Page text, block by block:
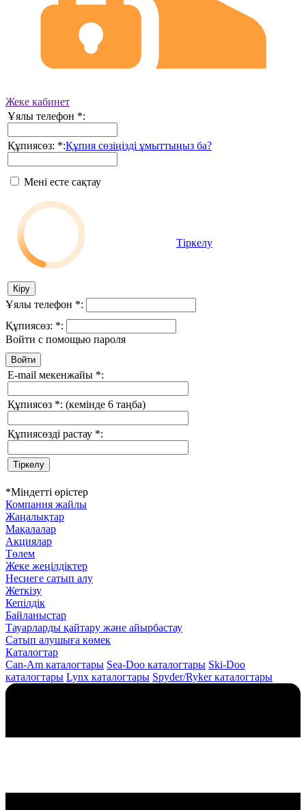
Жеке кабинет
Ұялы телефон *:
Құпиясөз: *:Құпия сөзіңізді ұмыттыңыз ба?
Мені есте сақтау
Тіркелу
Ұялы телефон *:
Құпиясөз: *:
Войти с помощью пароля
E-mail мекенжайы *:
Құпиясөз *: (кемінде 6 таңба)
Құпиясөзді растау *:
*Міндетті өрістер
Компания жайлы
Жаңалықтар
Мақалалар
Акциялар
Төлем
Жеке жеңілдіктер
Несиеге сатып алу
Жеткізу
Кепілдік
Байланыстар
Тауарларды қайтару және айырбастау
Сатып алушыға көмек
Каталогтар
Can-Am каталогтары Sea-Doo каталогтары Ski-Doo
каталогтары Lynx каталогтары Spyder/Ryker каталогтары